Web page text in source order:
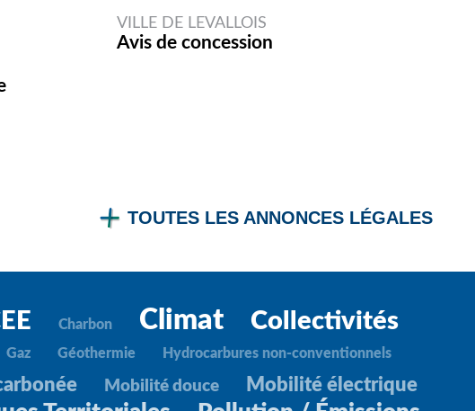
VILLE DE LEVALLOIS
Avis de concession
TOUTES LES ANNONCES LÉGALES
Charbon Climat Collectivités
Gaz Géothermie Hydrocarbures non-conventionnels
Mobilité douce Mobilité électrique